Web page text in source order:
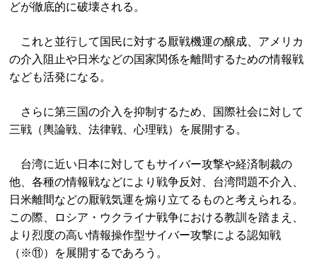
どが徹底的に破壊される。
これと並行して国民に対する厭戦機運の醸成、アメリカ
の介入阻止や日米などの国家関係を離間するための情報戦
なども活発になる。
さらに第三国の介入を抑制するため、国際社会に対して
三戦（輿論戦、法律戦、心理戦）を展開する。
台湾に近い日本に対してもサイバー攻撃や経済制裁の
他、各種の情報戦などにより戦争反対、台湾問題不介入、
日米離間などの厭戦気運を煽り立てるものと考えられる。
この際、ロシア・ウクライナ戦争における教訓を踏まえ、
より烈度の高い情報操作型サイバー攻撃による認知戦
（※⑪）を展開するであろう。